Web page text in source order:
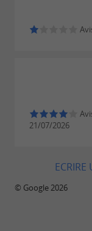
21/07/2026
ECRIRE
© Google 2026